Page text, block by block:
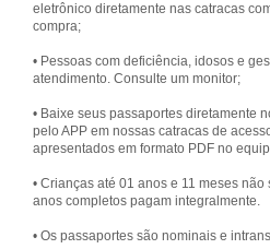
eletrônico diretamente nas catracas
compra;
• Pessoas com deficiência, idosos e
atendimento. Consulte um monitor;
• Baixe seus passaportes diretamente
pelo APP em nossas catracas de
apresentados em formato PDF no
• Crianças até 01 anos e 11 meses
anos completos pagam integralmente.
• Os passaportes são nominais e